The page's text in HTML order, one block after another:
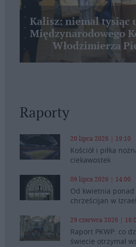
Kalisz: niemal tysiąc
Międzynarodowego
Włodzimierza
Raporty
20 lipca 2026 | 19:10
Kościół i piłka
ciekawostek
09 lipca 2026 | 14:00
Od kwietnia
chrześcijan w
29 czerwca 2026 |
Raport PKWP: co
świecie otrzymał